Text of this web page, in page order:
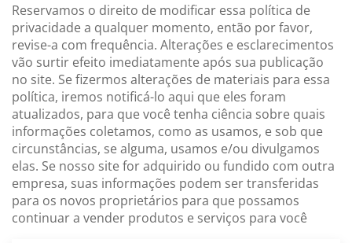
Reservamos o direito de modificar essa política de
privacidade a qualquer momento, então por favor,
revise-a com frequência. Alterações e esclarecimentos
vão surtir efeito imediatamente após sua publicação
no site. Se fizermos alterações de materiais para essa
política, iremos notificá-lo aqui que eles foram
atualizados, para que você tenha ciência sobre quais
informações coletamos, como as usamos, e sob que
circunstâncias, se alguma, usamos e/ou divulgamos
elas. Se nosso site for adquirido ou fundido com outra
empresa, suas informações podem ser transferidas
para os novos proprietários para que possamos
continuar a vender produtos e serviços para você